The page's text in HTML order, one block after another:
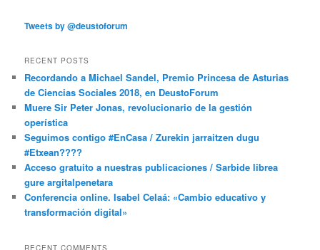
Tweets by @deustoforum
RECENT POSTS
Recordando a Michael Sandel, Premio Princesa de Asturias
de Ciencias Sociales 2018, en DeustoForum
Muere Sir Peter Jonas, revolucionario de la gestión
operística
Seguimos contigo #EnCasa / Zurekin jarraitzen dugu
#Etxean????
Acceso gratuito a nuestras publicaciones / Sarbide librea
gure argitalpenetara
Conferencia online. Isabel Celaá: «Cambio educativo y
transformación digital»
RECENT COMMENTS